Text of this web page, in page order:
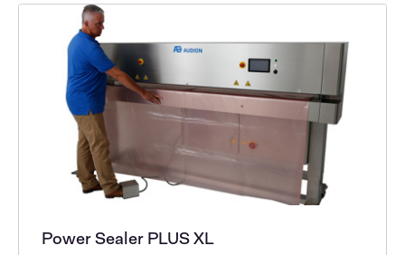
Power Sealer PLUS XL